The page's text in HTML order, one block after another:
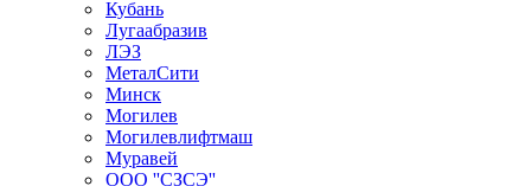
Кубань
Лугаабразив
ЛЭЗ
МеталСити
Минск
Могилев
Могилевлифтмаш
Муравей
ООО ''СЗСЭ''